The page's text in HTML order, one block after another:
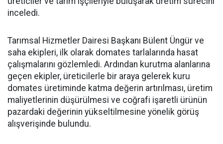
inceledi.
Tarımsal Hizmetler Dairesi Başkanı Bülent Üngür ve
saha ekipleri, ilk olarak domates tarlalarında hasat
çalışmalarını gözlemledi. Ardından kurutma alanlarına
geçen ekipler, üreticilerle bir araya gelerek kuru
domates üretiminde katma değerin artırılması, üretim
maliyetlerinin düşürülmesi ve coğrafi işaretli ürünün
pazardaki değerinin yükseltilmesine yönelik görüş
alışverişinde bulundu.